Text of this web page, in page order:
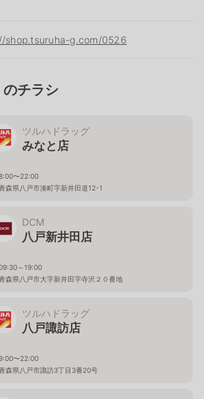
shop.tsuruha-g.com/0526
チラシ
ツルハドラッグ
みなと店
〜22:00
森県八戸市湊町字新井田道12-1
DCM
八戸新井田店
～19:00
森県八戸市大字新井田字寺沢２０番地
ツルハドラッグ
八戸諏訪店
〜22:00
森県八戸市諏訪3丁目3番20号